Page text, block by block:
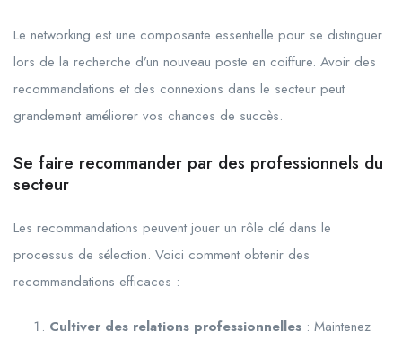
Le networking est une composante essentielle pour se distinguer
lors de la recherche d’un nouveau poste en coiffure. Avoir des
recommandations et des connexions dans le secteur peut
grandement améliorer vos chances de succès.
Se faire recommander par des professionnels du
secteur
Les recommandations peuvent jouer un rôle clé dans le
processus de sélection. Voici comment obtenir des
recommandations efficaces :
Cultiver des relations professionnelles : Maintenez